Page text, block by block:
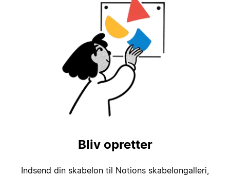
Bliv opretter
Indsend din skabelon til Notions skabelongalleri,